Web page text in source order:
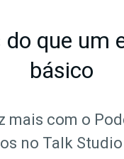
do que um
básico
mais com o
no Talk